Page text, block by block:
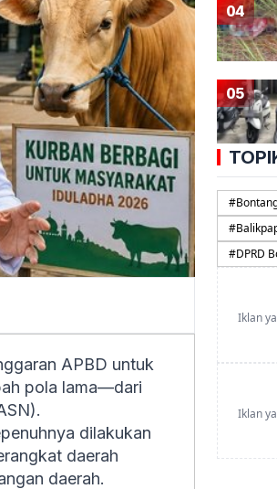
APBD untuk
pola lama—dari
dilakukan
daerah
daerah.
04
05
#
#
#DPRD
Iklan
Iklan